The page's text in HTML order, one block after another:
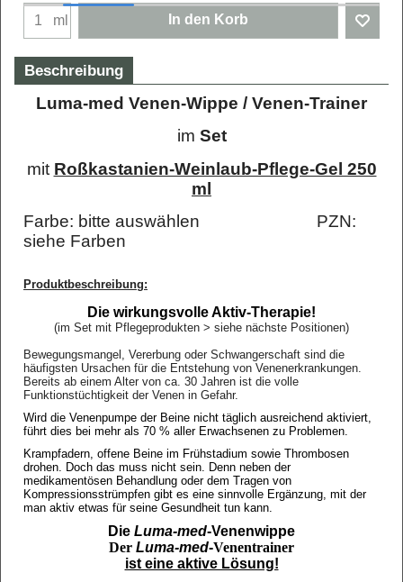
ml In den Korb
Beschreibung
Luma-med Venen-Wippe / Venen-Trainer
im Set
mit Roßkastanien-Weinlaub-Pflege-Gel 250
ml
Farbe: bitte auswählen PZN:
siehe Farben
Produktbeschreibung:
Die wirkungsvolle Aktiv-Therapie!
(im Set mit Pflegeprodukten > siehe nächste Positionen)
Bewegungsmangel, Vererbung oder Schwangerschaft sind die
häufigsten Ursachen für die Entstehung von Venenerkrankungen.
Bereits ab einem Alter von ca. 30 Jahren ist die volle
Funktionstüchtigkeit der Venen in Gefahr.
Wird die Venenpumpe der Beine nicht täglich ausreichend aktiviert,
führt dies bei mehr als 70 % aller Erwachsenen zu Problemen.
Krampfadern, offene Beine im Frühstadium sowie Thrombosen
drohen. Doch das muss nicht sein. Denn neben der
medikamentösen Behandlung oder dem Tragen von
Kompressionsstrümpfen gibt es eine sinnvolle Ergänzung, mit der
man aktiv etwas für seine Gesundheit tun kann.
Die Luma-med-Venenwippe
Der Luma-med-Venentrainer
ist eine aktive Lösung!